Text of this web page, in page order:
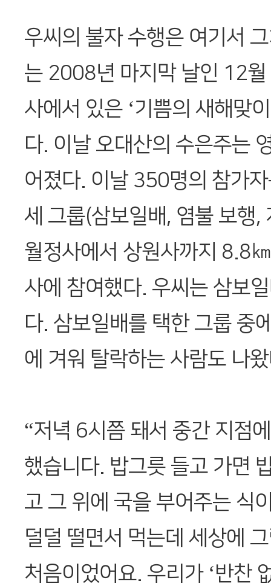
우씨의 불자 수행은 여기서
는 2008년 마지막 날인 12
사에서 있은 ‘기쁨의 새해맞
다. 이날 오대산의 수은주는
어졌다. 이날 350명의 참가
세 그룹(삼보일배, 염불 보행,
월정사에서 상원사까지 8.8
사에 참여했다. 우씨는 삼보
다. 삼보일배를 택한 그룹 중
에 겨워 탈락하는 사람도 나
“저녁 6시쯤 돼서 중간 지점
했습니다. 밥그릇 들고 가면
고 그 위에 국을 부어주는 식
덜덜 떨면서 먹는데 세상에
처음이었어요. 우리가 ‘반찬